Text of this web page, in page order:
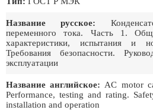
Название русское:
переменного тока. Часть 1.
характеристики, испытания и
Требования безопасности.
эксплуатации
Название английское: AC motor
Performance, testing and rating.
installation and operation